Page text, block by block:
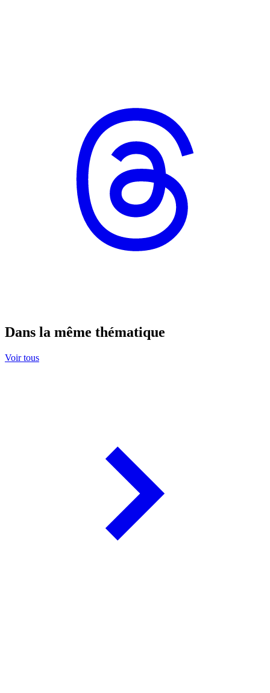
Dans la même thématique
Voir tous